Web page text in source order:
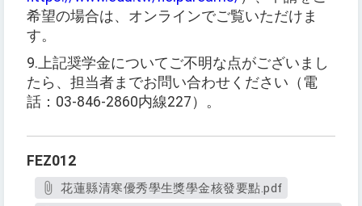
希望の場合は、オンラインでご覧いただけま
す。
9.上記奨学金についてご不明な点がございまし
たら、担当者までお問い合わせください（電
話： 03-846-2860内線227 ）。
FEZ012
花蓮縣清寒優秀學生獎學金核發要點.pdf